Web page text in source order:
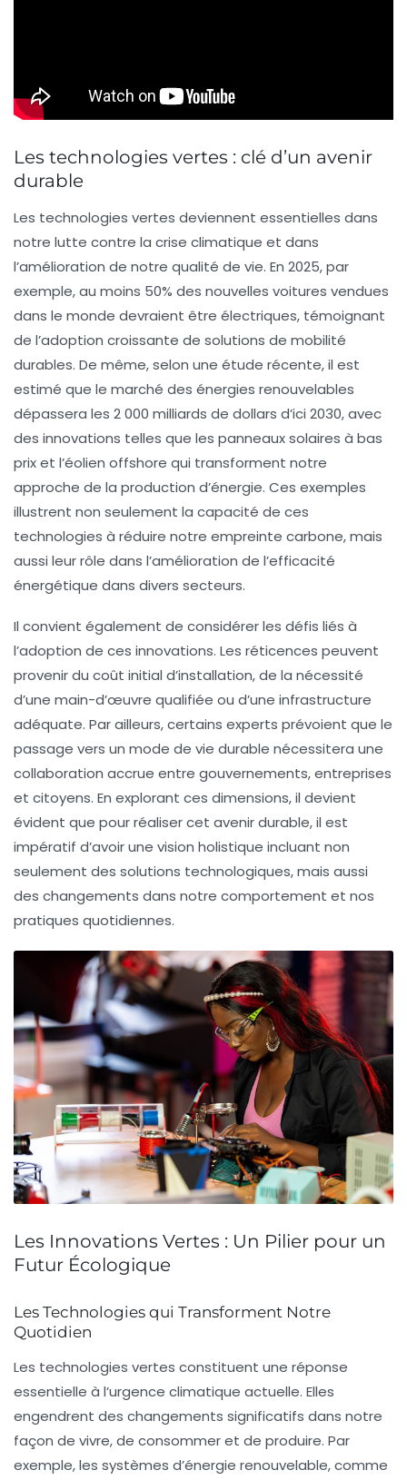
Les technologies vertes : clé d’un avenir
durable
Les technologies vertes deviennent essentielles dans
notre lutte contre la crise climatique et dans
l’amélioration de notre qualité de vie. En 2025, par
exemple, au moins 50% des nouvelles voitures vendues
dans le monde devraient être électriques, témoignant
de l’adoption croissante de solutions de mobilité
durables. De même, selon une étude récente, il est
estimé que le marché des énergies renouvelables
dépassera les 2 000 milliards de dollars d’ici 2030, avec
des innovations telles que les panneaux solaires à bas
prix et l’éolien offshore qui transforment notre
approche de la production d’énergie. Ces exemples
illustrent non seulement la capacité de ces
technologies à réduire notre empreinte carbone, mais
aussi leur rôle dans l’amélioration de l’efficacité
énergétique dans divers secteurs.
Il convient également de considérer les défis liés à
l’adoption de ces innovations. Les réticences peuvent
provenir du coût initial d’installation, de la nécessité
d’une main-d’œuvre qualifiée ou d’une infrastructure
adéquate. Par ailleurs, certains experts prévoient que le
passage vers un mode de vie durable nécessitera une
collaboration accrue entre gouvernements, entreprises
et citoyens. En explorant ces dimensions, il devient
évident que pour réaliser cet avenir durable, il est
impératif d’avoir une vision holistique incluant non
seulement des solutions technologiques, mais aussi
des changements dans notre comportement et nos
pratiques quotidiennes.
Les Innovations Vertes : Un Pilier pour un
Futur Écologique
Les Technologies qui Transforment Notre
Quotidien
Les technologies vertes constituent une réponse
essentielle à l’urgence climatique actuelle. Elles
engendrent des changements significatifs dans notre
façon de vivre, de consommer et de produire. Par
exemple, les systèmes d’énergie renouvelable, comme